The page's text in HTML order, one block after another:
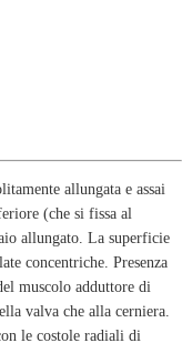
allungata e assai
(che si fissa al
allungato. La superficie
concentriche. Presenza
muscolo adduttore di
valva che alla cerniera.
le costole radiali di